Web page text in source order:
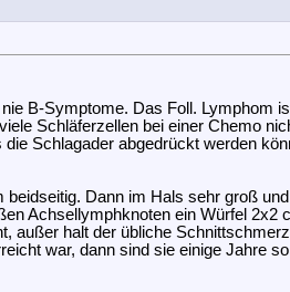
B-Symptome. Das Foll. Lymphom
Schläferzellen bei einer Chemo
Schlagader abgedrückt werden
Dann im Hals sehr groß
Achsellymphknoten ein Würfel
außer halt der übliche
war, dann sind sie einige Jahre